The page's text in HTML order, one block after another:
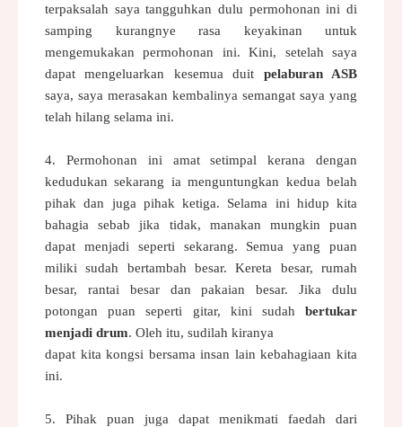
terpaksalah saya tangguhkan dulu permohonan ini di
samping kurangnye rasa keyakinan untuk
mengemukakan permohonan ini. Kini, setelah saya
dapat mengeluarkan kesemua duit pelaburan ASB
saya, saya merasakan kembalinya semangat saya yang
telah hilang selama ini.
4. Permohonan ini amat setimpal kerana dengan
kedudukan sekarang ia menguntungkan kedua belah
pihak dan juga pihak ketiga. Selama ini hidup kita
bahagia sebab jika tidak, manakan mungkin puan
dapat menjadi seperti sekarang. Semua yang puan
miliki sudah
bertambah besar. Kereta besar,rumah
besar, rantai besar dan pakaian besar. Jika dulu
potongan puan
seperti gitar, kini sudahbertukar
menjadi drum. Oleh itu, sudilah kiranya
dapat kita kongsi bersama insan lain kebahagiaan kita
ini.
5. Pihak puan juga dapat menikmati faedah dari